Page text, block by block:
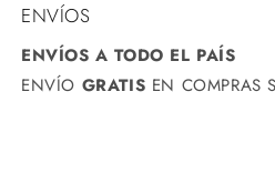
ENVÍOS
ENVÍOS A TODO EL PAÍS
ENVÍO GRATIS EN COMPRAS